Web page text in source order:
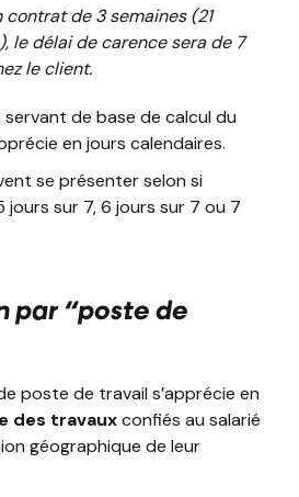
contrat de 3 semaines (21
le délai de carence sera de 7
le client.
de base de calcul du
en jours calendaires.
se présenter selon si
jours sur 7, 6 jours sur 7 ou 7
par “poste de
poste de travail s’apprécie en
des travauxconfiés au salarié
géographique de leur